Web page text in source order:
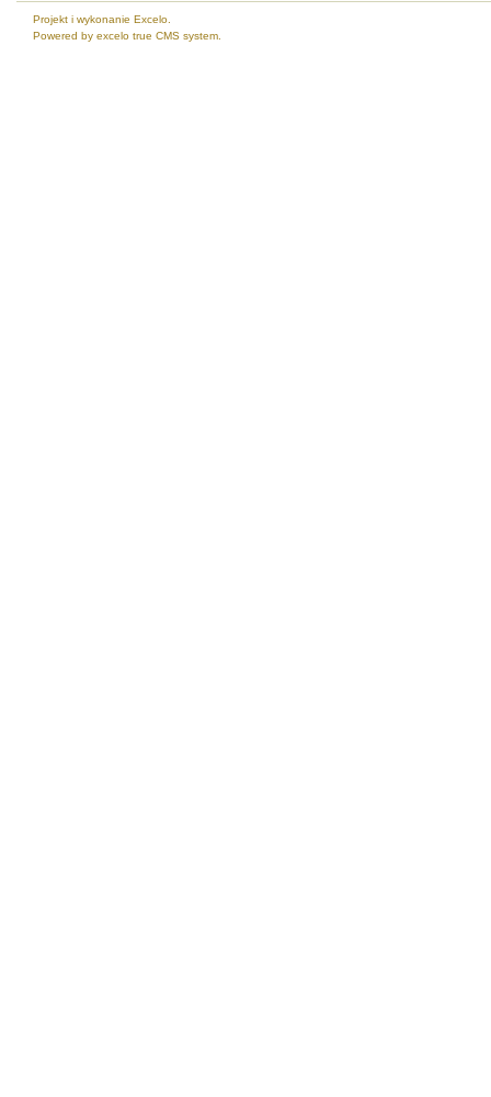
Projekt i wykonanie Excelo.
Powered by excelo true CMS system.